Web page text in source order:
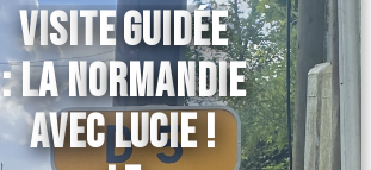
VISITE GUIDÉE
: LA NORMANDIE
AVEC LUCIE !